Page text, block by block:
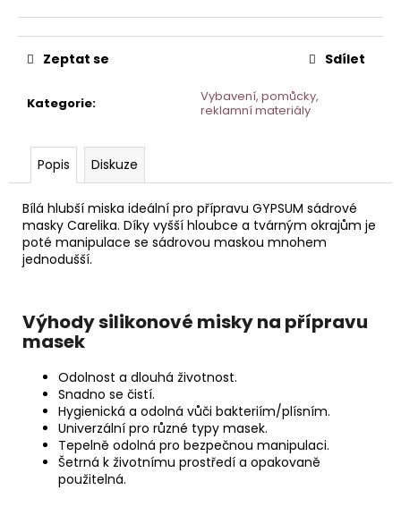
Kategorie:
Vybavení, pomůcky,
reklamní materiály
Zeptat se Sdílet
Popis Diskuze
Bílá hlubší miska ideální pro přípravu GYPSUM sádrové
masky Carelika. Díky vyšší hloubce a tvárným okrajům je
poté manipulace se sádrovou maskou mnohem
jednodušší.
Výhody silikonové misky na přípravu
masek
Odolnost a dlouhá životnost.
Snadno se čistí.
Hygienická a odolná vůči bakteriím/plísním.
Univerzální pro různé typy masek.
Tepelně odolná pro bezpečnou manipulaci.
Šetrná k životnímu prostředí a opakovaně
použitelná.
D
o
o
u
j
e
m
e
TONIKUM
S
HYDRATAČNÍM
200